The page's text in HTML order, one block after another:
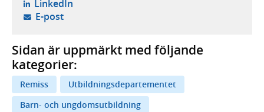
LinkedIn- öppnas i ny flik, extern webbplats,
E-post- öppnar din e-postklient,
Sidan är uppmärkt med följande
kategorier:
Remiss
Utbildningsdepartementet
Barn- och ungdomsutbildning